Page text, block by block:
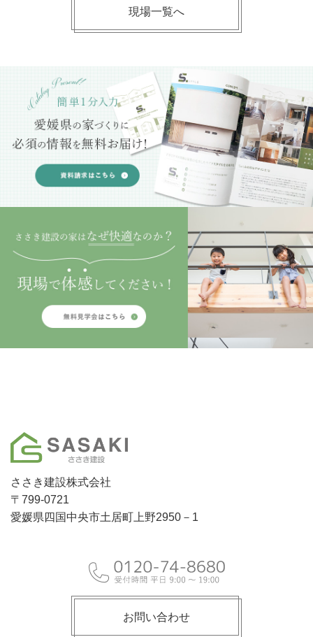
現場一覧へ
ささき建設株式会社
〒799-0721
愛媛県四国中央市土居町上野2950－1
お問い合わせ